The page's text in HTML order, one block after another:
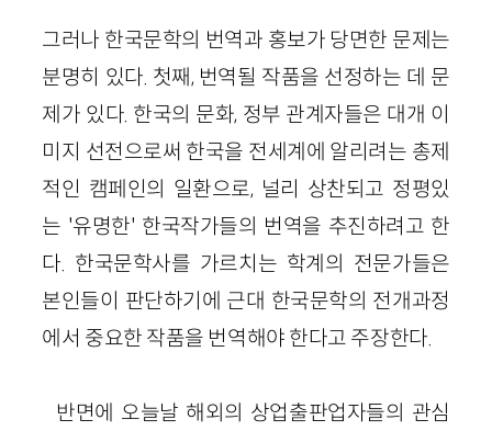
그러나 한국문학의 번역과 홍보가 당면한 문제는
분명히 있다. 첫째, 번역될 작품을 선정하는 데 문
제가 있다. 한국의 문화, 정부 관계자들은 대개 이
미지 선전으로써 한국을 전세계에 알리려는 총제
적인 캠페인의 일환으로, 널리 상찬되고 정평있
는 '유명한' 한국작가들의 번역을 추진하려고 한
다. 한국문학사를 가르치는 학계의 전문가들은
본인들이 판단하기에 근대 한국문학의 전개과정
에서 중요한 작품을 번역해야 한다고 주장한다.
반면에 오늘날 해외의 상업출판업자들의 관심